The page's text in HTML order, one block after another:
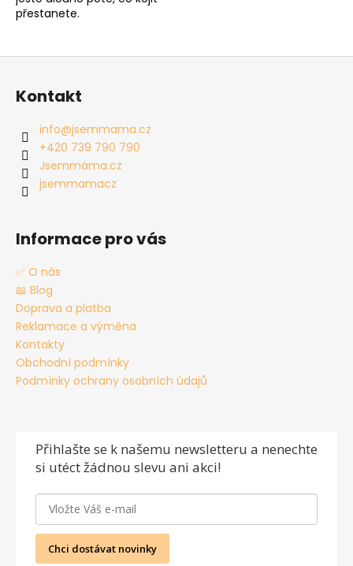
přestanete.
Z
Kontakt
info@jsemmama.cz
+420 739 790 790
Jsemmáma.cz
jsemmamacz
Informace pro vás
✅ O nás
📖 Blog
Doprava a platba
Reklamace a výměna
Kontakty
Obchodní podmínky
Podmínky ochrany osobních údajů
Přihlašte se k našemu newsletteru a nenechte
si utéct žádnou slevu ani akci!
Chci dostávat novinky